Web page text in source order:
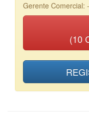
Gerente Comercial:
(10